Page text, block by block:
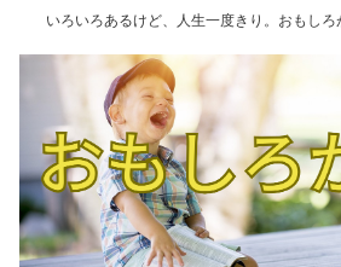
いろいろあるけど、人生一度きり。おもしろ